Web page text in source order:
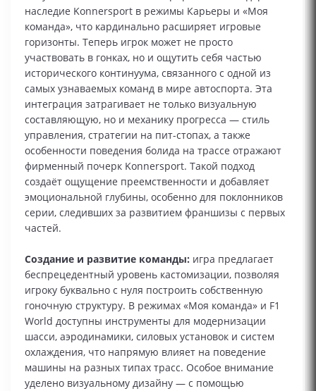
наследие Konnersport в режимы Карьеры и «Моя
команда», что кардинально расширяет игровые
горизонты. Теперь игрок может не просто
участвовать в гонках, но и ощутить себя частью
исторического континуума, связанного с одной из
самых узнаваемых команд в мире автоспорта. Эта
интеграция затрагивает не только визуальную
составляющую, но и механику прогресса — стиль
управления, стратегии на пит-стопах, а также
особенности поведения болида на трассе отражают
фирменный почерк Konnersport. Такой подход
создаёт ощущение преемственности и добавляет
эмоциональной глубины, особенно для поклонников
серии, следивших за развитием франшизы с первых
частей.
Создание и развитие команды: игра предлагает
беспрецедентный уровень кастомизации, позволяя
игроку буквально с нуля построить собственную
гоночную структуру. В режимах «Моя команда» и F1
World доступны инструменты для модернизации
шасси, аэродинамики, силовых установок и систем
охлаждения, что напрямую влияет на поведение
машины на разных типах трасс. Особое внимание
уделено визуальному дизайну — с помощью